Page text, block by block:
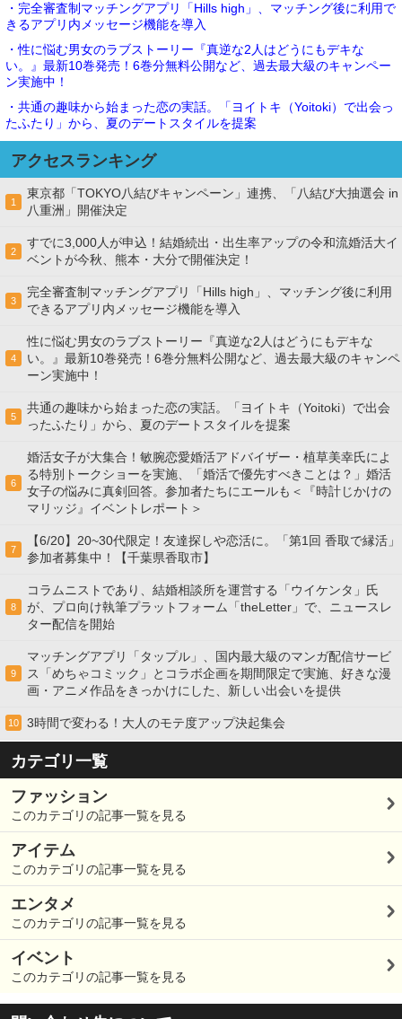
・完全審査制マッチングアプリ「Hills high」、マッチング後に利用で
きるアプリ内メッセージ機能を導入
・性に悩む男女のラブストーリー『真逆な2人はどうにもデキな
い。』最新10巻発売！6巻分無料公開など、過去最大級のキャンペー
ン実施中！
・共通の趣味から始まった恋の実話。「ヨイトキ（Yoitoki）で出会っ
たふたり」から、夏のデートスタイルを提案
アクセスランキング
1
東京都「TOKYO八結びキャンペーン」連携、「八結び大抽選会 in
八重洲」開催決定
2
すでに3,000人が申込！結婚続出・出生率アップの令和流婚活大イ
ベントが今秋、熊本・大分で開催決定！
3
完全審査制マッチングアプリ「Hills high」、マッチング後に利用
できるアプリ内メッセージ機能を導入
4
性に悩む男女のラブストーリー『真逆な2人はどうにもデキな
い。』最新10巻発売！6巻分無料公開など、過去最大級のキャンペ
ーン実施中！
5
共通の趣味から始まった恋の実話。「ヨイトキ（Yoitoki）で出会
ったふたり」から、夏のデートスタイルを提案
6
婚活女子が大集合！敏腕恋愛婚活アドバイザー・植草美幸氏によ
る特別トークショーを実施、「婚活で優先すべきことは？」婚活
女子の悩みに真剣回答。参加者たちにエールも＜『時計じかけの
マリッジ』イベントレポート＞
7
【6/20】20~30代限定！友達探しや恋活に。「第1回 香取で縁活」
参加者募集中！【千葉県香取市】
8
コラムニストであり、結婚相談所を運営する「ウイケンタ」氏
が、プロ向け執筆プラットフォーム「theLetter」で、ニュースレ
ター配信を開始
9
マッチングアプリ「タップル」、国内最大級のマンガ配信サービ
ス「めちゃコミック」とコラボ企画を期間限定で実施、好きな漫
画・アニメ作品をきっかけにした、新しい出会いを提供
10 3時間で変わる！大人のモテ度アップ決起集会
カテゴリ一覧
ファッション
このカテゴリの記事一覧を見る
アイテム
このカテゴリの記事一覧を見る
エンタメ
このカテゴリの記事一覧を見る
イベント
このカテゴリの記事一覧を見る